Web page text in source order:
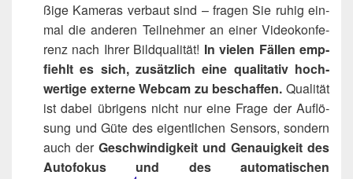
ßi­ge Kame­ras ver­baut sind – fra­gen Sie ruhig ein­
mal die ande­ren Teil­neh­mer an einer Video­kon­fe­
renz nach Ihrer Bild­qua­li­tät! In vie­len Fäl­len emp­
fiehlt es sich, zusätz­lich eine qua­li­ta­tiv hoch­
wer­ti­ge exter­ne Web­cam zu beschaf­fen. Qua­li­tät
ist dabei übri­gens nicht nur eine Fra­ge der Auf­lö­
sung und Güte des eigent­li­chen Sen­sors, son­dern
auch der Geschwin­dig­keit und Genau­ig­keit des
Auto­fo­kus und des auto­ma­ti­schen